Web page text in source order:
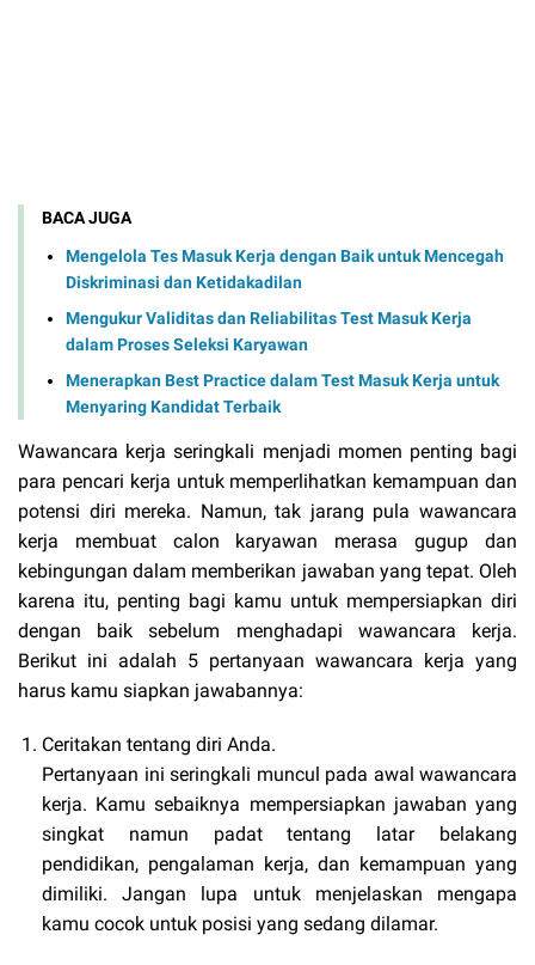
BACA JUGA
Mengelola Tes Masuk Kerja dengan Baik untuk Mencegah
Diskriminasi dan Ketidakadilan
Mengukur Validitas dan Reliabilitas Test Masuk Kerja
dalam Proses Seleksi Karyawan
Menerapkan Best Practice dalam Test Masuk Kerja untuk
Menyaring Kandidat Terbaik
Wawancara kerja seringkali menjadi momen penting bagi
para pencari kerja untuk memperlihatkan kemampuan dan
potensi diri mereka. Namun, tak jarang pula wawancara
kerja membuat calon karyawan merasa gugup dan
kebingungan dalam memberikan jawaban yang tepat. Oleh
karena itu, penting bagi kamu untuk mempersiapkan diri
dengan baik sebelum menghadapi wawancara kerja.
Berikut ini adalah 5 pertanyaan wawancara kerja yang
harus kamu siapkan jawabannya:
Ceritakan tentang diri Anda.
Pertanyaan ini seringkali muncul pada awal wawancara
kerja. Kamu sebaiknya mempersiapkan jawaban yang
singkat namun padat tentang latar belakang
pendidikan, pengalaman kerja, dan kemampuan yang
dimiliki. Jangan lupa untuk menjelaskan mengapa
kamu cocok untuk posisi yang sedang dilamar.